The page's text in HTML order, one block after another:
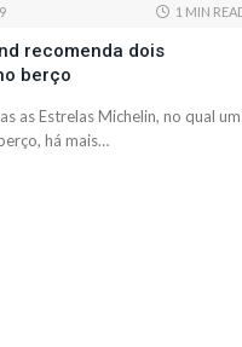
1 MIN
recomenda dois
berço
as Estrelas Michelin, no qual
há mais…